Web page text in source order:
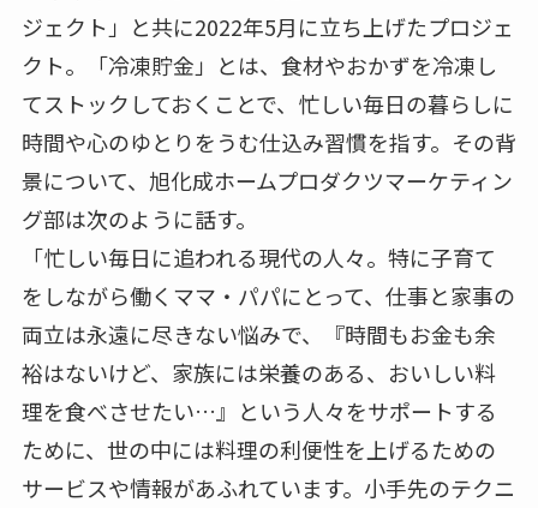
ジェクト」と共に2022年5月に立ち上げたプロジェ
クト。「冷凍貯金」とは、食材やおかずを冷凍し
てストックしておくことで、忙しい毎日の暮らしに
時間や心のゆとりをうむ仕込み習慣を指す。その背
景について、旭化成ホームプロダクツマーケティン
グ部は次のように話す。
「忙しい毎日に追われる現代の人々。特に子育て
をしながら働くママ・パパにとって、仕事と家事の
両立は永遠に尽きない悩みで、『時間もお金も余
裕はないけど、家族には栄養のある、おいしい料
理を食べさせたい…』という人々をサポートする
ために、世の中には料理の利便性を上げるための
サービスや情報があふれています。小手先のテクニ